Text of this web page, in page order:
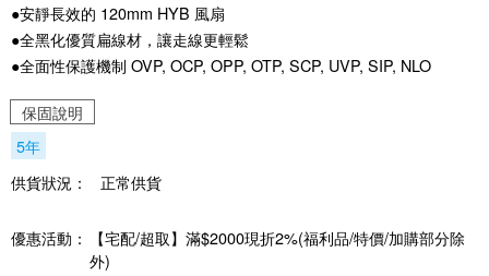
●安靜長效的 120mm HYB 風扇
●全黑化優質扁線材，讓走線更輕鬆
●全面性保護機制 OVP, OCP, OPP, OTP, SCP, UVP, SIP, NLO
保固說明
5年
供貨狀況：
正常供貨
優惠活動：
【宅配/超取】滿$2000現折2%(福利品/特價/加購部分除
外)